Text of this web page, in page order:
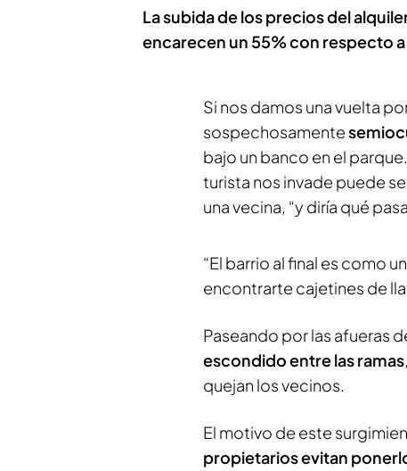
La subida de los precios del
encarecen un 55% con respecto a
Si nos damos una vuelta
sospechosamente
bajo un banco en el
turista nos invade puede
una vecina, “y diría qué
“El barrio al final es como un
encontrarte cajetines de
Paseando por las afueras
escondido entre las ramas
quejan los vecinos.
El motivo de este
propietarios evitan